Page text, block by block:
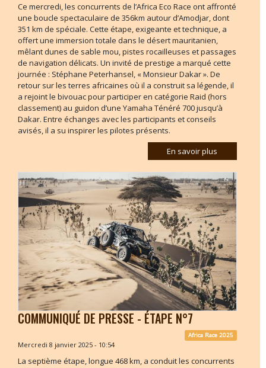
Ce mercredi, les concurrents de l’Africa Eco Race ont affronté
une boucle spectaculaire de 356km autour d’Amodjar, dont
351 km de spéciale. Cette étape, exigeante et technique, a
offert une immersion totale dans le désert mauritanien,
mêlant dunes de sable mou, pistes rocailleuses et passages
de navigation délicats. Un invité de prestige a marqué cette
journée : Stéphane Peterhansel, « Monsieur Dakar ». De
retour sur les terres africaines où il a construit sa légende, il
a rejoint le bivouac pour participer en catégorie Raid (hors
classement) au guidon d’une Yamaha Ténéré 700 jusqu’à
Dakar. Entre échanges avec les participants et conseils
avisés, il a su inspirer les pilotes présents.
En savoir plus
COMMUNIQUÉ DE PRESSE - ÉTAPE N°7
Africa Race 2025
Mercredi 8 janvier 2025 - 10:54
La septième étape, longue 468 km, a conduit les concurrents